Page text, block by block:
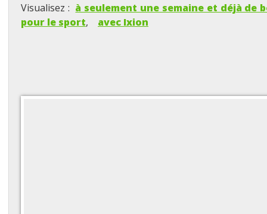
Visualisez : à seulement une semaine et déjà de
pour le sport, avec Ixion